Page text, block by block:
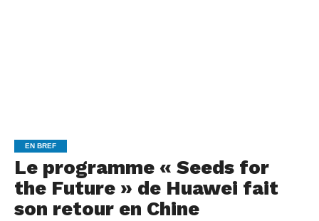
EN BREF
Le programme « Seeds for
the Future » de Huawei fait
son retour en Chine